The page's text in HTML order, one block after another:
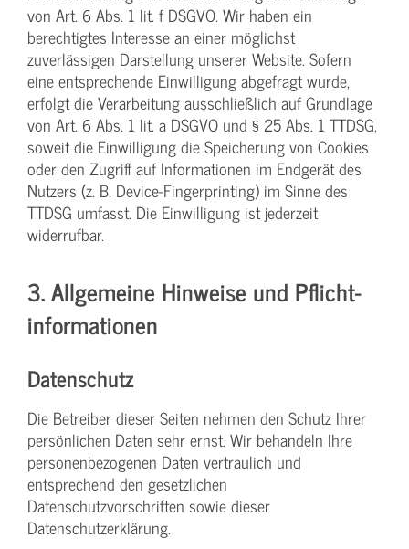
von Art. 6 Abs. 1 lit. f DSGVO. Wir haben ein
berechtigtes Interesse an einer möglichst
zuverlässigen Darstellung unserer Website. Sofern
eine entsprechende Einwilligung abgefragt wurde,
erfolgt die Verarbeitung ausschließlich auf Grundlage
von Art. 6 Abs. 1 lit. a DSGVO und § 25 Abs. 1 TTDSG,
soweit die Einwilligung die Speicherung von Cookies
oder den Zugriff auf Informationen im Endgerät des
Nutzers (z. B. Device-Fingerprinting) im Sinne des
TTDSG umfasst. Die Einwilligung ist jederzeit
widerrufbar.
3. Allgemeine Hinweise und Pflicht­
informationen
Datenschutz
Die Betreiber dieser Seiten nehmen den Schutz Ihrer
persönlichen Daten sehr ernst. Wir behandeln Ihre
personenbezogenen Daten vertraulich und
entsprechend den gesetzlichen
Datenschutzvorschriften sowie dieser
Datenschutzerklärung.